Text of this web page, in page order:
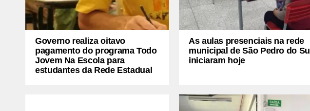
Governo realiza oitavo
pagamento do programa Todo
Jovem Na Escola para
estudantes da Rede Estadual
As aulas presenciais na rede
municipal de São Pedro do Sul
iniciaram hoje